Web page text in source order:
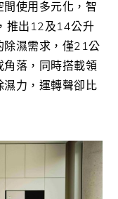
使用多元化，智
推出 12及14公升
除濕需求，僅21公
落，同時搭載領
濕力，運轉聲卻比